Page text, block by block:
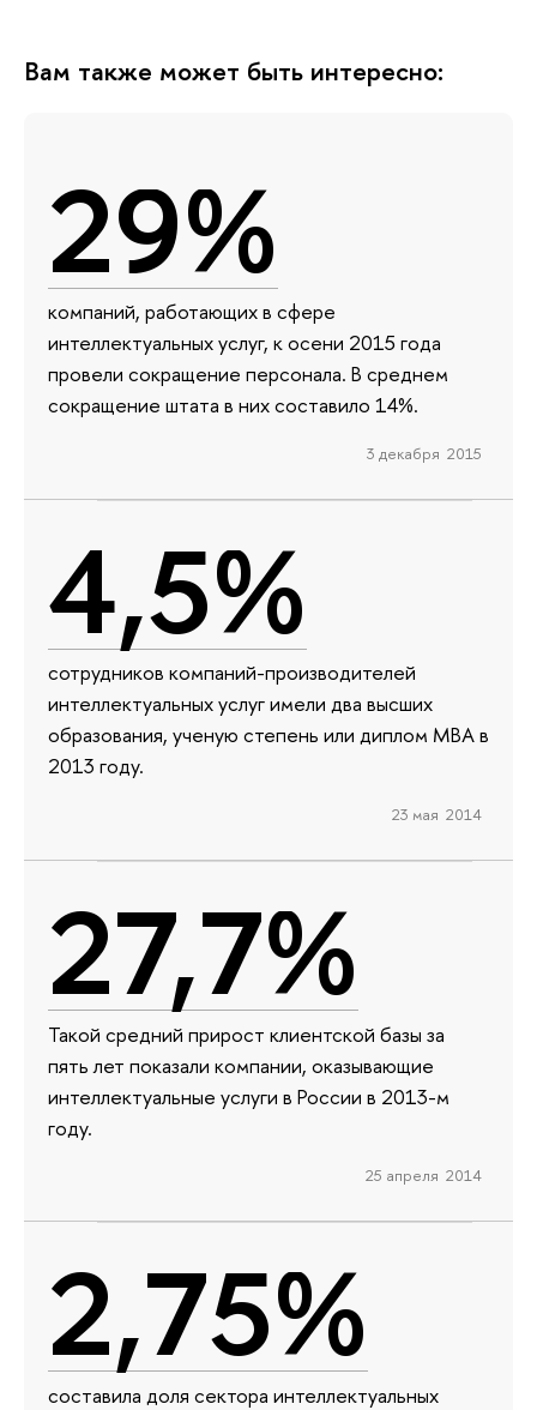
Вам также может быть интересно:
29%
компаний, работающих в сфере
интеллектуальных услуг, к осени 2015 года
провели сокращение персонала. В среднем
сокращение штата в них составило 14%.
3 декабря 2015
4,5%
сотрудников компаний-производителей
интеллектуальных услуг имели два высших
образования, ученую степень или диплом МВА в
2013 году.
23 мая 2014
27,7%
Такой средний прирост клиентской базы за
пять лет показали компании, оказывающие
интеллектуальные услуги в России в 2013-м
году.
25 апреля 2014
2,75%
составила доля сектора интеллектуальных